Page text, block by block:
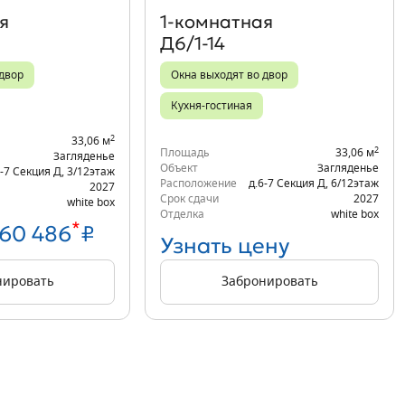
33,06 м2
Загляденье
7 Секция Д
3/12этаж
2027
white box
486*₽
1‑комнатная
Д6/1-14
Окна выходят во двор
Кухня-гостиная
Площадь 33,06 м2
Объект
Загляденье
Расположение
д.6-7 Секция Д 6/12этаж
Срок сдачи
2027
Отделка
white box
Узнать цену
Забронировать